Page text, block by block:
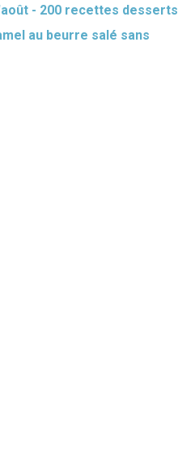
- 200 recettes desserts
au beurre salé sans